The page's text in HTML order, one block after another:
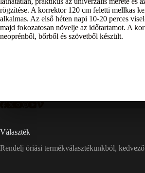
rögzítése. A korrektor 120 cm feletti mellkas
alkalmas. Az első héten napi 10-20 perces
majd fokozatosan növelje az időtartamot. A
neoprénből, bőrből és szövetből készült.
Választék
Rendelj óriási termékválasztékunkból,